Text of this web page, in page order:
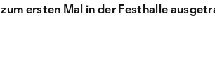
zum ersten Mal in der Festhalle